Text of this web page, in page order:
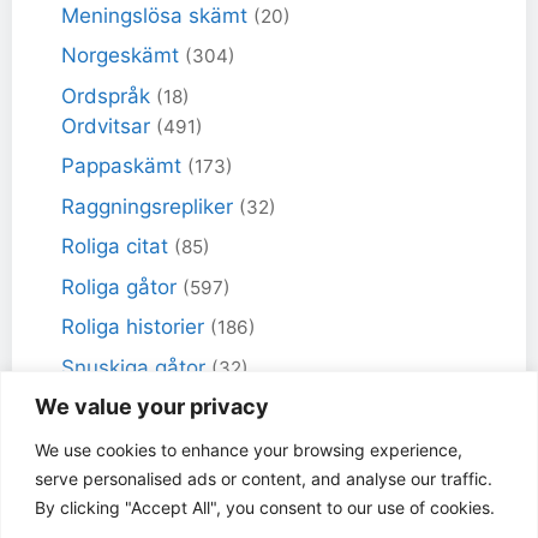
We value your privacy
We use cookies to enhance your browsing experience,
serve personalised ads or content, and analyse our traffic.
By clicking "Accept All", you consent to our use of cookies.
Meningslösa skämt (20)
Norgeskämt (304)
Ordspråk (18)
Ordvitsar (491)
Pappaskämt (173)
Raggningsrepliker (32)
Roliga citat (85)
Roliga gåtor (597)
Roliga historier (186)
Snuskiga gåtor (32)
Snuskiga skämt(98)
Sportskämt (18)
Torra skämt (461)